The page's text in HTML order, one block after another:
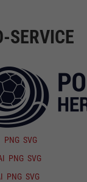
SERVICE
PNG SVG
PNG SVG
PNG SVG